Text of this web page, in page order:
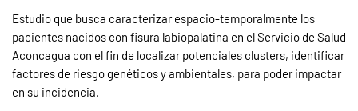
Estudio que busca caracterizar espacio-temporalmente los
pacientes nacidos con fisura labiopalatina en el Servicio de Salud
Aconcagua con el fin de localizar potenciales clusters, identificar
factores de riesgo genéticos y ambientales, para poder impactar
en su incidencia.